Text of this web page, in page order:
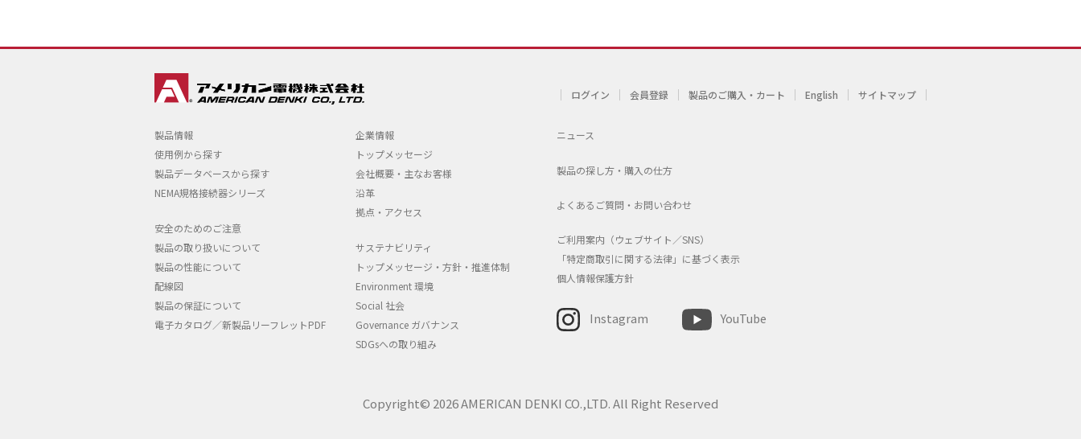
ログイン 会員登録 製品のご購入・カート English サイトマップ
製品情報
使用例から探す
製品データベースから探す
NEMA規格接続器シリーズ
安全のためのご注意
製品の取り扱いについて
製品の性能について
配線図
製品の保証について
電子カタログ／新製品リーフレットPDF
企業情報
トップメッセージ
会社概要・主なお客様
沿革
拠点・アクセス
サステナビリティ
トップメッセージ・方針・推進体制
Environment 環境
Social 社会
Governance ガバナンス
SDGsへの取り組み
ニュース
製品の探し方・購入の仕方
よくあるご質問・お問い合わせ
ご利用案内（ウェブサイト／SNS）
「特定商取引に関する法律」に基づく表示
個人情報保護方針
Instagram YouTube
Copyright© 2026 AMERICAN DENKI CO.,LTD. All Right Reserved